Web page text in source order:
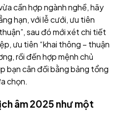
cần hợp ngành nghề, hãy
hạn, với lễ cưới, ưu tiên
sau đó mới xét chi tiết
ưu tiên “khai thông – thuận
rồi đến hợp mệnh chủ
bạn cân đối bằng bảng tổng
chọn.
âm 2025 như một